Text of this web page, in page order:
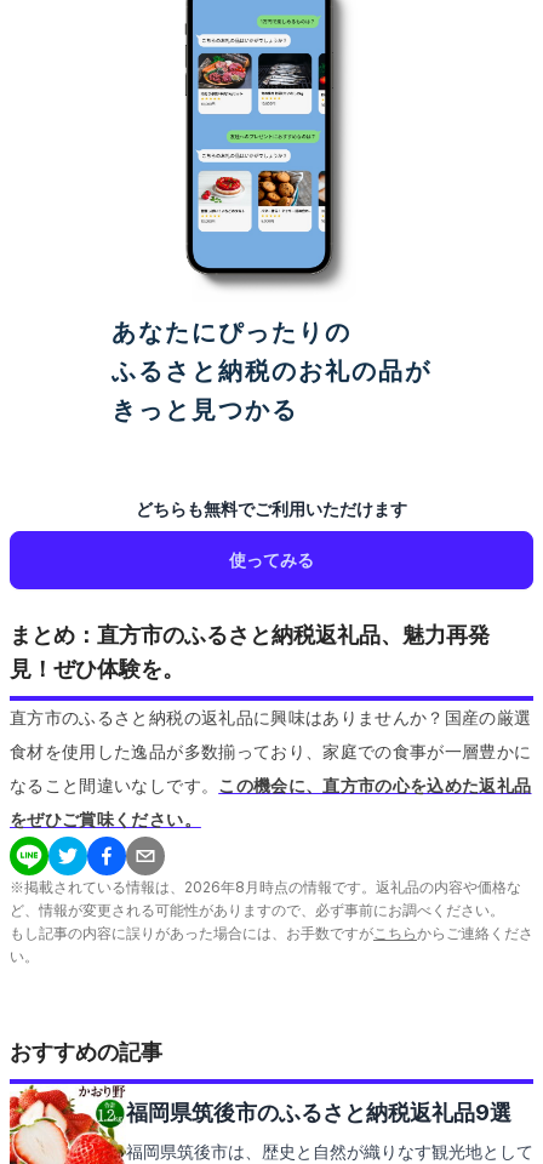
あなたにぴったりの
ふるさと納税のお礼の品が
きっと見つかる
どちらも無料でご利用いただけます
使ってみる
まとめ：直方市のふるさと納税返礼品、魅力再発
見！ぜひ体験を。
直方市のふるさと納税の返礼品に興味はありませんか？国産の厳選
食材を使用した逸品が多数揃っており、家庭での食事が一層豊かに
なること間違いなしです。 この機会に、直方市の心を込めた返礼品
をぜひご賞味ください。
※掲載されている情報は、 2026年8 月時点の情報です。返礼品の内容や価格な
ど、情報が変更される可能性がありますので、必ず事前にお調べください。
もし記事の内容に誤りがあった場合には、お手数ですがこちらからご連絡くださ
い。
おすすめの記事
福岡県筑後市のふるさと納税返礼品9選
福岡県筑後市は、歴史と自然が織りなす観光地として